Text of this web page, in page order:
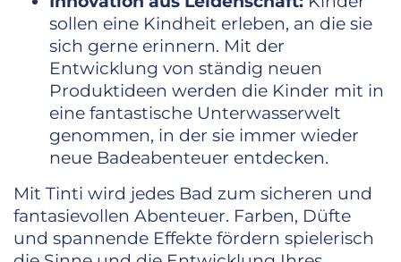
sollen eine Kindheit erleben, an die sie
sich gerne erinnern. Mit der
Entwicklung von ständig neuen
Produktideen werden die Kinder mit in
eine fantastische Unterwasserwelt
genommen, in der sie immer wieder
neue Badeabenteuer entdecken.
Mit Tinti wird jedes Bad zum sicheren und
fantasievollen Abenteuer. Farben, Düfte
und spannende Effekte fördern spielerisch